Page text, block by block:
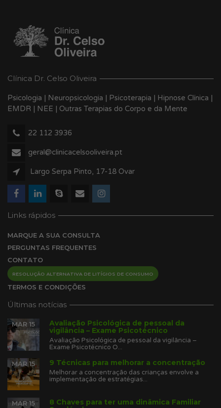
Clínica Dr. Celso Oliveira
Psicologia | Neuropsicologia | Psicoterapia | Hipnose Clínica |
EMDR | NEE | Outras Terapias do Corpo e da Mente
22 112 3936
geral@clinicacelsooliveira.pt
Largo Serpa Pinto, 17-18 Ovar
Links rápidos
MARQUE A SUA CONSULTA
PERGUNTAS FREQUENTES
CONTATO
RESOLUÇÃO ALTERNATIVA DE LITÍGIOS DE CONSUMO
TERMOS E CONDIÇÕES
Últimas notícias
Avaliação Psicológica de pessoal da
vigilância – Exame Psicotécnico
MAR 15
Avaliação Psicológica de pessoal da vigilância –
Exame Psicotécnico O...
9 Técnicas para melhorar a concentração
MAR 15
Melhorar a concentração das crianças envolve a
implementação de estratégias...
8 Chaves para ter uma dinâmica Familiar
MAR 15